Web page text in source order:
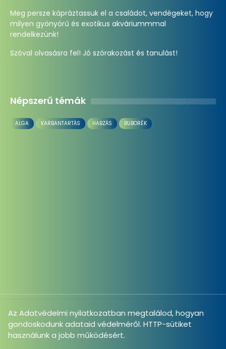
Meg persze kápráztassuk el a családot, vendégeket, hogy
milyen gyönyörű és exotikus akváriummmal
rendelkezünk!
Szóval olvasásra fel! Jó szórakozást és tanulást!
Népszerű témák
ALGA KARBANTARTÁS HABZÁS BUBORÉK
© 2026 HalHaver.hu. Minden jog fenntartva.
Főoldal Adatvédelmi nyilatkozat
Az Adatvédelmi nyilatkozatban megtalálod, hogyan
gondoskodunk adataid védelméről. HTTP-sütiket
használunk a jobb működésért.